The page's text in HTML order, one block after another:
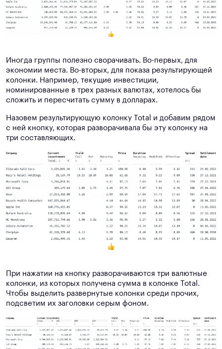
Иногда группы полезно сворачивать. Во-первых, для
экономии места. Во-вторых, для показа результирующей
колонки. Например, текущие инвестиции,
номинированные в трех разных валютах, хотелось бы
сложить и пересчитать сумму в долларах.
Назовем результирующую колонку Total и добавим рядом
с ней кнопку, которая разворачивала бы эту колонку на
три составляющих.
При нажатии на кнопку разворачиваются три валютные
колонки, из которых получена сумма в колонке Total.
Чтобы выделить развернутые колонки среди прочих,
подсветим их заголовки серым фоном.